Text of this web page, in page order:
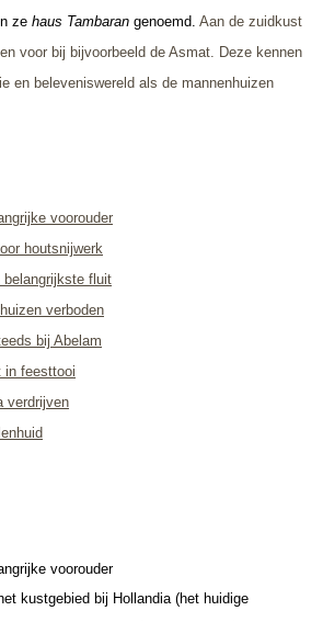
ze haus Tambaran genoemd. Aan de zuidkust
voor bij bijvoorbeeld de Asmat. Deze kennen
en beleveniswereld als de mannenhuizen
voorouder
houtsnijwerk
belangrijkste fluit
verboden
bij Abelam
in feesttooi
verdrijven
voorouder
kustgebied bij Hollandia (het huidige